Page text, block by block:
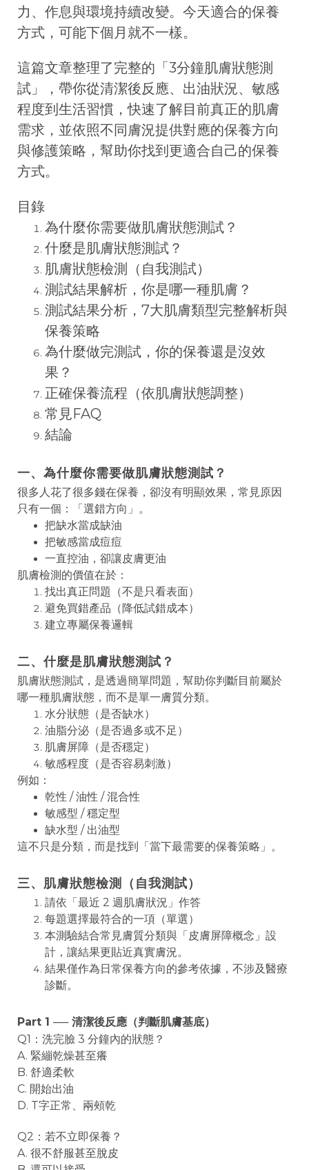
力、作息與環境持續改變。今天適合的保養
方式，可能下個月就不一樣。
這篇文章整理了完整的「3分鐘肌膚狀態測
試」，帶你從清潔後反應、出油狀況、敏感
程度到生活習慣，快速了解目前真正的肌膚
需求，並依照不同膚況提供對應的保養方向
與修護策略，幫助你找到更適合自己的保養
方式。
目錄
為什麼你需要做肌膚狀態測試？
什麼是肌膚狀態測試？
肌膚狀態檢測（自我測試）
測試結果解析，你是哪一種肌膚？
測試結果分析，7大肌膚類型完整解析與
保養策略
為什麼做完測試，你的保養還是沒效
果？
正確保養流程（依肌膚狀態調整）
常見FAQ
結論
一、為什麼你需要做肌膚狀態測試？
很多人花了很多錢在保養，卻沒有明顯效果，常見原因
只有一個：「選錯方向」。
把缺水當成缺油
把敏感當成痘痘
一直控油，卻讓皮膚更油
肌膚檢測的價值在於：
找出真正問題（不是只看表面）
避免買錯產品（降低試錯成本）
建立專屬保養邏輯
二、什麼是肌膚狀態測試？
肌膚狀態測試，是透過簡單問題，幫助你判斷目前屬於
哪一種肌膚狀態，而不是單一膚質分類。
水分狀態（是否缺水）
油脂分泌（是否過多或不足）
肌膚屏障（是否穩定）
敏感程度（是否容易刺激）
例如：
乾性 / 油性 / 混合性
敏感型 / 穩定型
缺水型 / 出油型
這不只是分類，而是找到「當下最需要的保養策略」。
三、肌膚狀態檢測（自我測試）
請依「最近 2 週肌膚狀況」作答
每題選擇最符合的一項（單選）
本測驗結合常見膚質分類與「皮膚屏障概念」設
計，讓結果更貼近真實膚況。
結果僅作為日常保養方向的參考依據，不涉及醫療
診斷。
Part 1 ── 清潔後反應（判斷肌膚基底）
Q1：洗完臉 3 分鐘內的狀態？
A. 緊繃乾燥甚至癢
B. 舒適柔軟
C. 開始出油
D. T字正常、兩頰乾
Q2：若不立即保養？
A. 很不舒服甚至脫皮